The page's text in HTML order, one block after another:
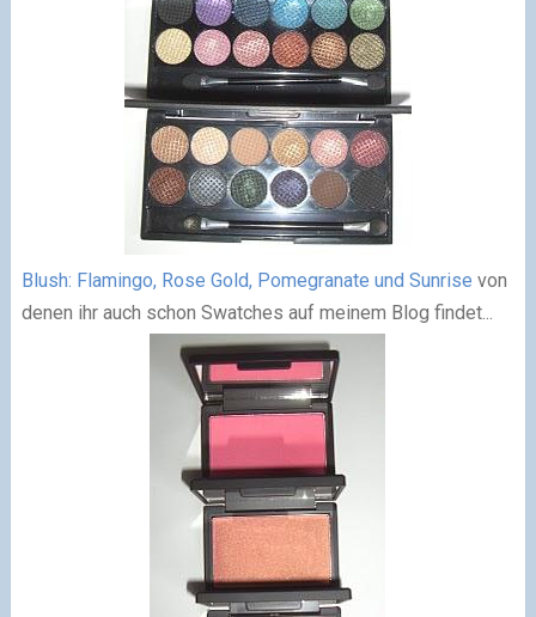
Blush: Flamingo, Rose Gold, Pomegranate und Sunrise von
denen ihr auch schon Swatches auf meinem Blog findet...